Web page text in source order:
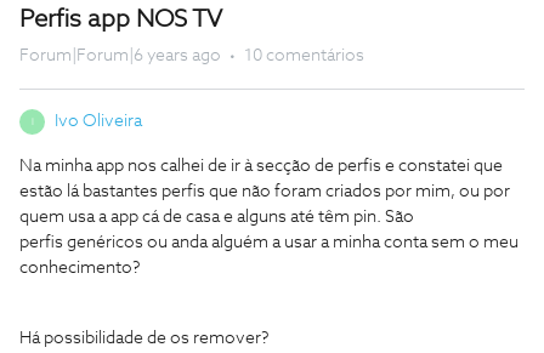
Perfis app NOS TV
Forum|Forum|6 years ago 10 comentários
Ivo Oliveira
Na minha app nos calhei de ir à secção de perfis e constatei que
estão lá bastantes perfis que não foram criados por mim, ou por
quem usa a app cá de casa e alguns até têm pin. São
perfis genéricos ou anda alguém a usar a minha conta sem o meu
conhecimento?
Há possibilidade de os remover?